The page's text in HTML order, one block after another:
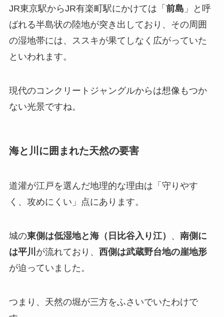
JR東京駅からJR有楽町駅にかけては「 前島 」と呼
ばれる半島状の陸地が突き出しており、その周囲
の湿地帯には、ススキが果てしなく広がっていた
といわれます。
現代のコンクリートジャングルからは想像もつか
ない光景ですね。
海と川に囲まれた天然の要害
道灌が江戸を選んだ地理的な理由は「守りやす
く、攻めにくい」点にあります。
城の東側は低湿地と海（日比谷入り江） 、 南側に
は平川 が流れており、 西側は武蔵野台地の崖地形
が迫っていました。
つまり、天然の堀が三方をふさいでいたわけで